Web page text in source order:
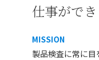
仕事ができ
MISSION
製品検査に常に目